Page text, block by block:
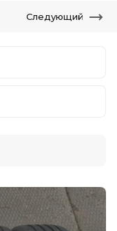
Следующий